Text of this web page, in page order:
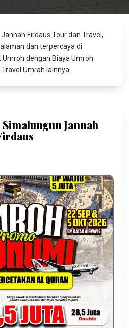
Firdaus Tour dan Travel,
dan terpercaya di
Umroh dengan Biaya Umroh
Umrah lainnya.
Jannah